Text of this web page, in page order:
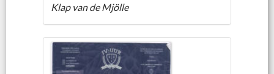
Klap van de Mjölle